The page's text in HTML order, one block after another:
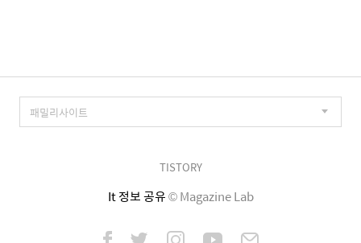
TISTORY
It 정보 공유© Magazine Lab